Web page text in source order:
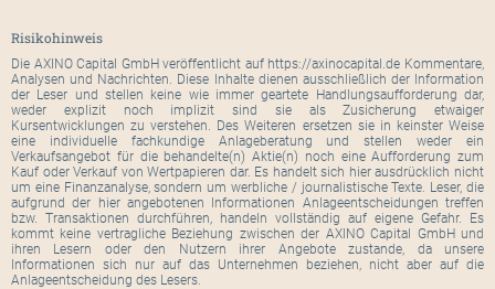
Risikohinweis
Die AXINO Capital GmbH veröffentlicht auf https://axinocapital.de Kommentare,
Analysen und Nachrichten. Diese Inhalte dienen ausschließlich der Information
der Leser und stellen keine wie immer geartete Handlungsaufforderung dar,
weder explizit noch implizit sind sie als Zusicherung etwaiger
Kursentwicklungen zu verstehen. Des Weiteren ersetzen sie in keinster Weise
eine individuelle fachkundige Anlageberatung und stellen weder ein
Verkaufsangebot für die behandelte(n) Aktie(n) noch eine Aufforderung zum
Kauf oder Verkauf von Wertpapieren dar. Es handelt sich hier ausdrücklich nicht
um eine Finanzanalyse, sondern um werbliche / journalistische Texte. Leser, die
aufgrund der hier angebotenen Informationen Anlageentscheidungen treffen
bzw. Transaktionen durchführen, handeln vollständig auf eigene Gefahr. Es
kommt keine vertragliche Beziehung zwischen der AXINO Capital GmbH und
ihren Lesern oder den Nutzern ihrer Angebote zustande, da unsere
Informationen sich nur auf das Unternehmen beziehen, nicht aber auf die
Anlageentscheidung des Lesers.